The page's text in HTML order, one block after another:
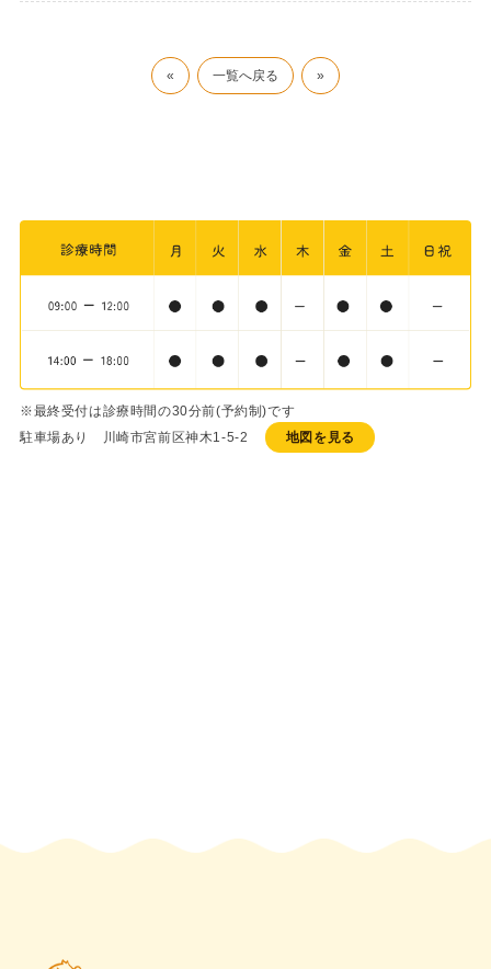
« 一覧へ戻る »
※最終受付は診療時間の30分前(予約制)です
駐車場あり 川崎市宮前区神木1-5-2
地図を見る